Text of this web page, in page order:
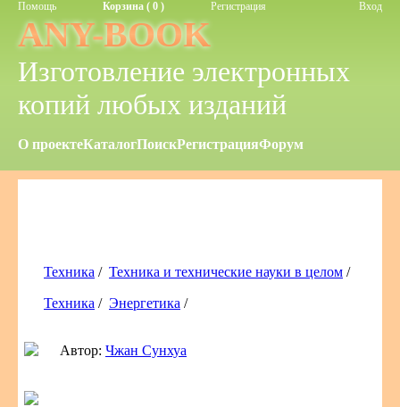
Помощь Корзина ( 0 ) Регистрация Вход
ANY-BOOK
Изготовление электронных
копий любых изданий
О проектеКаталогПоискРегистрацияФорум
Техника / Техника и технические науки в целом /
Техника / Энергетика /
Автор: Чжан Сунхуа